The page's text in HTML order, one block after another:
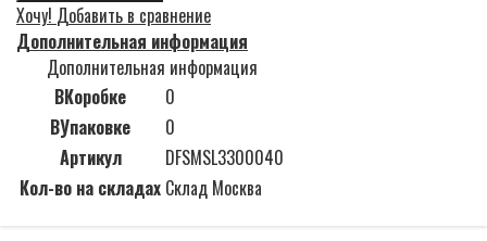
Хочу! Добавить в сравнение
Дополнительная информация
Дополнительная информация
ВКоробке
0
ВУпаковке
0
Артикул
DFSMSL3300040
Кол-во на складах Склад Москва